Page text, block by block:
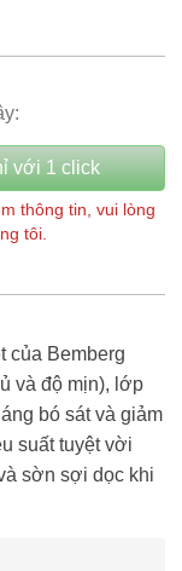
với 1 click
thông tin, vui lòng
tôi.
của Bemberg
và độ mịn), lớp
bó sát và giảm
suất tuyệt vời
sờn sợi dọc khi